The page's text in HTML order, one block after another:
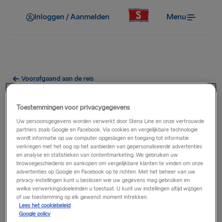
Inloggen / Aanmelden Menu
Voorafgaand aan de reis
vertraagd of geannuleerd is?
We streven er altijd naar passagiers voorafgaand aan hun
reis te informeren over vertragingen of annuleringen. In het
geval van vertragingen houden we je op de hoogte en
helpen we je zoveel mogelijk, maar we kunnen geen
aansprakelijkheid aanvaarden voor eventuele kosten of
ongemakken als de vertraging het gevolg is van slecht weer.
Raadpleeg de
Toestemmingen voor privacygegevens
Uw persoonsgegevens worden verwerkt door Stena Line en onze vertrouwde
partners zoals Google en Facebook. Via cookies en vergelijkbare technologie
wordt informatie op uw computer opgeslagen en toegang tot informatie
verkregen met het oog op het aanbieden van gepersonaliseerde advertenties
en analyse en statistieken van contentmarketing. We gebruiken uw
browsegeschiedenis en aankopen om vergelijkbare klanten te vinden om onze
advertenties op Google en Facebook op te richten. Met het beheer van uw
privacy-instellingen kunt u beslissen wie uw gegevens mag gebruiken en
welke verwerkingsdoeleinden u toestaat. U kunt uw instellingen altijd wijzigen
of uw toestemming op elk gewenst moment intrekken.
Lees het cookiebeleid
Google policy